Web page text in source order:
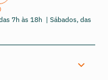
7h às 18h | Sábados, das